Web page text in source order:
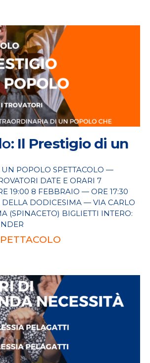
Il Prestigio di un
UN POPOLO SPETTACOLO —
DATE E ORARI 7
19:00 8 FEBBRAIO — ORE 17:30
DELLA DODICESIMA — VIA CARLO
(SPINACETO) BIGLIETTI INTERO: